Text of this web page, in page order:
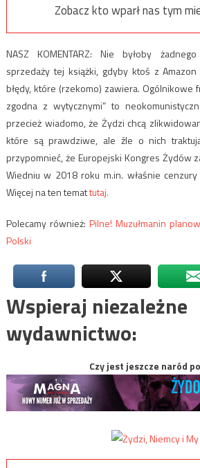
Zobacz kto wparł nas tym
NASZ KOMENTARZ: Nie byłoby
sprzedaży tej książki, gdyby ktoś z Amazon
błędy, które (rzekomo) zawiera. Ogólnikowe
zgodna z wytycznymi” to
przecież wiadomo, że Żydzi chcą
które są prawdziwe, ale źle o nich
przypomnieć, że Europejski Kongres Żydów
Wiedniu w 2018 roku m.in. właśnie
Więcej na ten temattutaj.
Polecamy również: Pilne! Muzułmanin
Polski
Wspieraj niezależne
wydawnictwo:
Czy jest jeszcze naród